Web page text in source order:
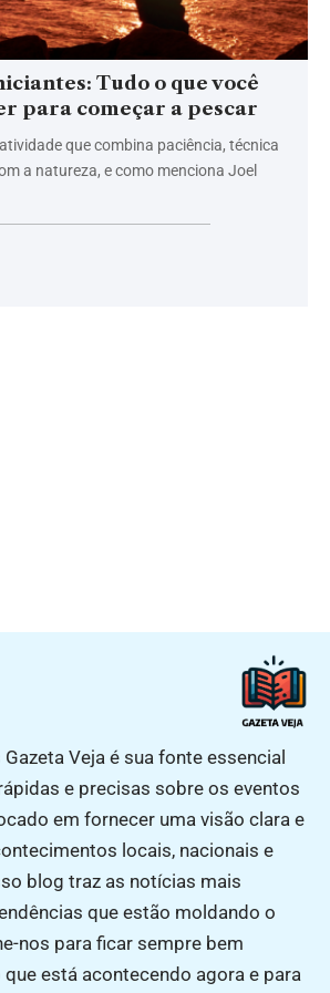
Tudo o que você
para começar a pescar
que combina paciência, técnica
a natureza, e como menciona Joel
Veja é sua fonte essencial
e precisas sobre os eventos
em fornecer uma visão clara e
locais, nacionais e
blog traz as notícias mais
que estão moldando o
nos para ficar sempre bem
está acontecendo agora e para